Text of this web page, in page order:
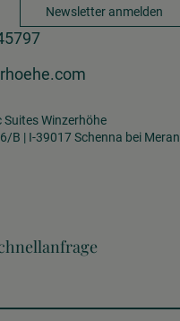
Newsletter anmelden
Winzerhöhe
B | I-39017 Schenna bei Meran